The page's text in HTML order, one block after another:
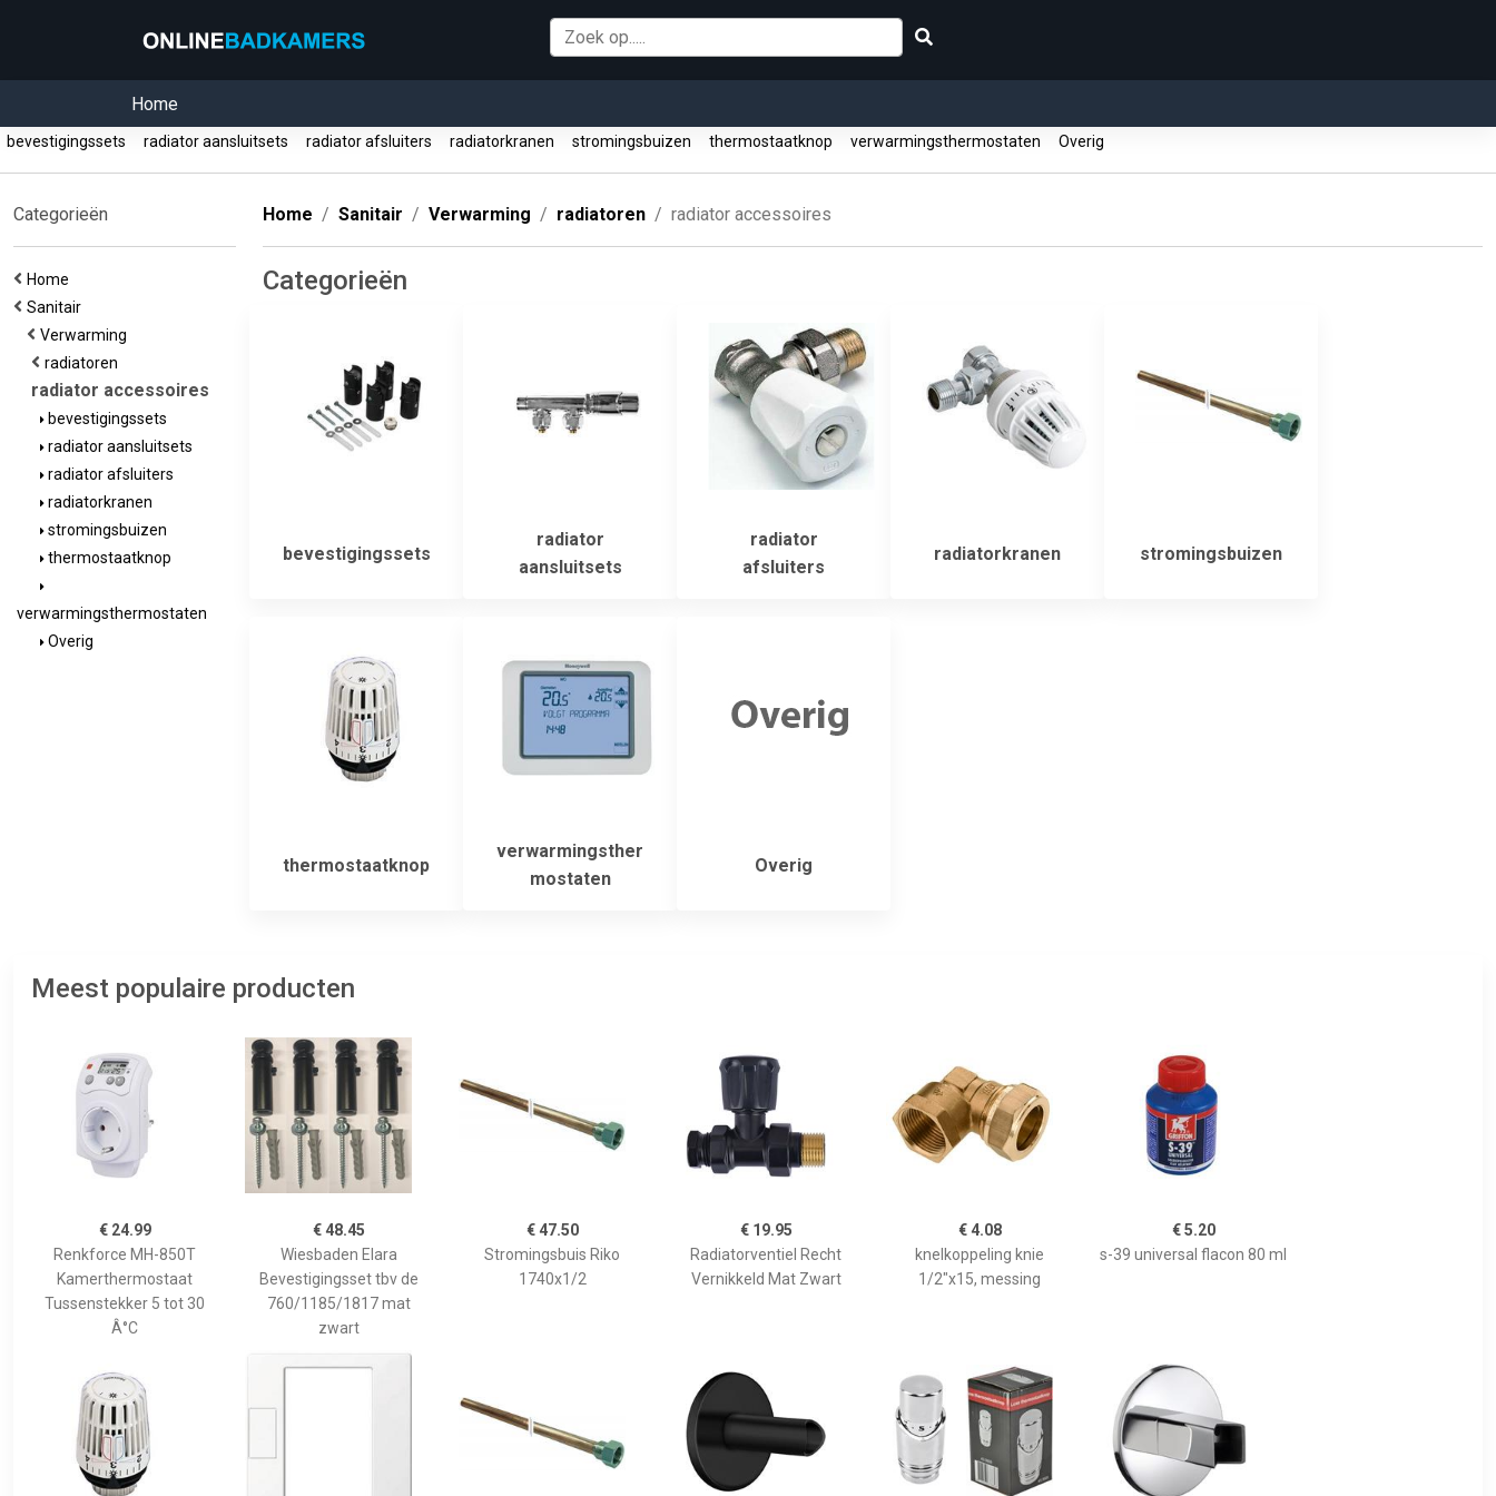
Home
bevestigingssets radiator aansluitsets radiator afsluiters radiatorkranen stromingsbuizen thermostaatknop verwarmingsthermostaten Overig
Categorieën
Home
Sanitair
Verwarming
radiatoren
radiator accessoires
bevestigingssets
radiator aansluitsets
radiator afsluiters
radiatorkranen
stromingsbuizen
thermostaatknop
verwarmingsthermostaten
Overig
Home Sanitair Verwarming radiatoren radiator accessoires
Categorieën
bevestigingssets
radiator
aansluitsets
radiator
afsluiters
radiatorkranen stromingsbuizen
thermostaatknop
verwarmingsther
mostaten
Overig
Meest populaire producten
€ 24.99
Renkforce MH-850T
Kamerthermostaat
Tussenstekker 5 tot 30
Â°C
€ 48.45
Wiesbaden Elara
Bevestigingsset tbv de
760/1185/1817 mat
zwart
€ 47.50
Stromingsbuis Riko
1740x1/2
€ 19.95
Radiatorventiel Recht
Vernikkeld Mat Zwart
€ 4.08
knelkoppeling knie
1/2"x15, messing
€ 5.20
s-39 universal flacon 80 ml